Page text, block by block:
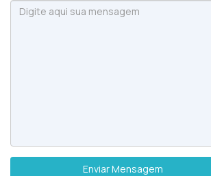
Enviar Mensagem